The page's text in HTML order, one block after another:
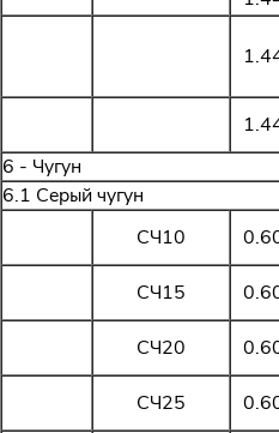
6 - Чугун
6.1 Серый чугун
СЧ10
СЧ15
СЧ20
СЧ25
Войти в
Войти Забыли